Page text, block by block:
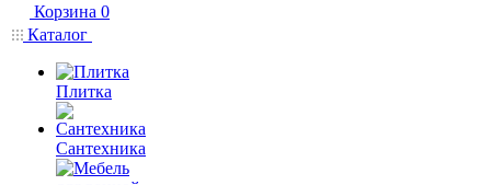
Корзина 0
Каталог
Плитка
Сантехника